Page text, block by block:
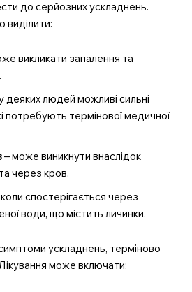
до серйозних ускладнень.
виділити:
викликати запалення та
деяких людей можливі сильні
потребують термінової медичної
– може виникнути внаслідок
через кров.
спостерігається через
води, що містить личинки.
ускладнень, терміново
може включати: